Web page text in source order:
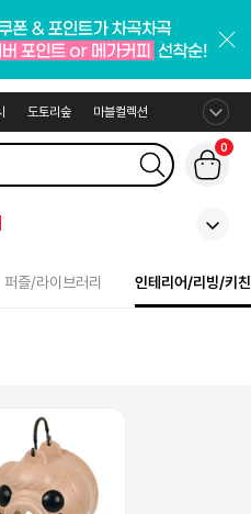
도토리숲 마블컬렉션
0
퍼즐/라이브러리 인테리어/리빙/키친